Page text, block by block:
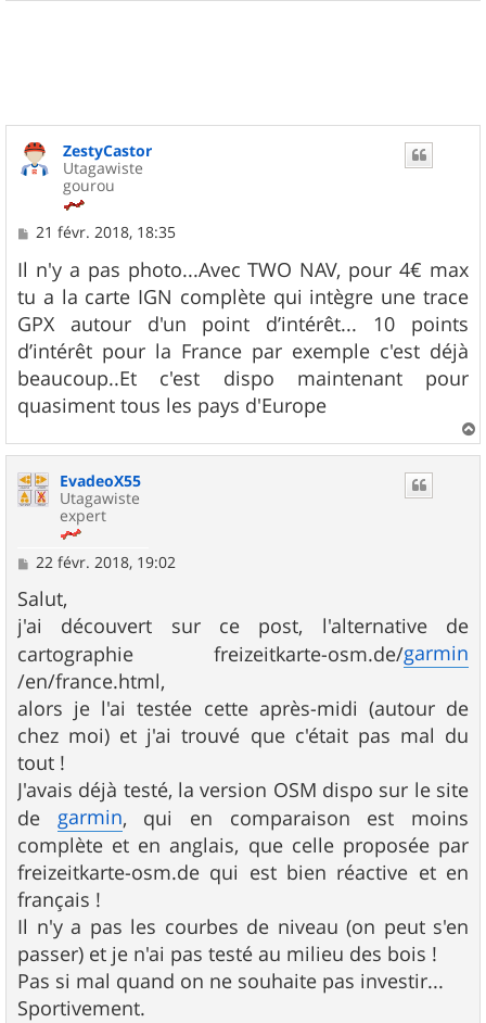
ZestyCastor
Utagawiste
gourou
M
s
s
a
g
e
21 févr. 2018, 18:35
Il n'y a pas photo...Avec TWO NAV, pour 4€ max
tu a la carte IGN complète qui intègre une trace
GPX autour d'un point d’intérêt... 10 points
d’intérêt pour la France par exemple c'est déjà
beaucoup..Et c'est dispo maintenant pour
quasiment tous les pays d'Europe
a
EvadeoX55
Utagawiste
expert
M
s
s
a
g
e
22 févr. 2018, 19:02
Salut,
j'ai découvert sur ce post, l'alternative de
cartographie freizeitkarte-osm.de/garmin
/en/france.html,
alors je l'ai testée cette après-midi (autour de
chez moi) et j'ai trouvé que c'était pas mal du
tout !
J'avais déjà testé, la version OSM dispo sur le site
de garmin, qui en comparaison est moins
complète et en anglais, que celle proposée par
freizeitkarte-osm.de qui est bien réactive et en
français !
Il n'y a pas les courbes de niveau (on peut s'en
passer) et je n'ai pas testé au milieu des bois !
Pas si mal quand on ne souhaite pas investir...
Sportivement.